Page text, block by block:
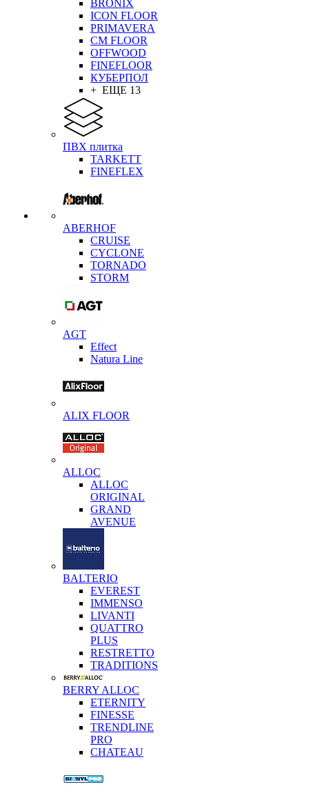
BRONIX
ICON FLOOR
PRIMAVERA
CM FLOOR
OFFWOOD
FINEFLOOR
КУБЕРПОЛ
+ ЕЩЕ 13
ПВХ плитка
TARKETT
FINEFLEX
ABERHOF
CRUISE
CYCLONE
TORNADO
STORM
AGT
Effect
Natura Line
ALIX FLOOR
ALLOC
ALLOC
ORIGINAL
GRAND
AVENUE
BALTERIO
EVEREST
IMMENSO
LIVANTI
QUATTRO
PLUS
RESTRETTO
TRADITIONS
BERRY ALLOC
ETERNITY
FINESSE
TRENDLINE
PRO
CHATEAU